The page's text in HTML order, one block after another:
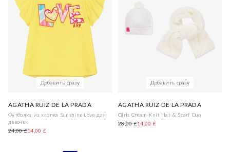
Добавить сразу
AGATHA RUIZ DE LA PRADA
Футболка из хлопка Sunshine Love для
девочек
24,00 £14,00 £
Добавить сразу
AGATHA RUIZ DE LA PRADA
Girls Cream Knit Hat & Scarf Duo
28,00 £14,00 £